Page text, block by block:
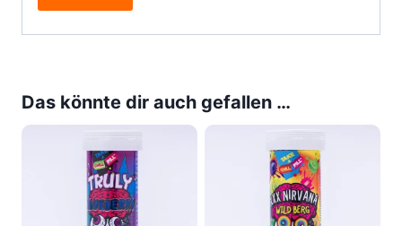
Das könnte dir auch gefallen …